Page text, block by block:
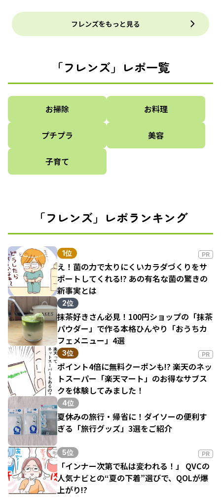
フレンズをもっと見る
「フレンズ」レポ一覧
お掃除 お料理
プチプラ 美容
子育て
「フレンズ」レポランキング
1位 PR
え！菌の力で太りにくいカラダづくりをサ
ポートしてくれる!? あの有名な菌の驚きの
新事実とは
2位
抹茶好きさん必見！100円ショップの「抹茶
パウダー」で作る本格ひんやり「おうちカ
フェメニュー」4選
3位 PR
ポイント4倍に無料クーポンも!? 楽天のネッ
トスーパー「楽天マート」のお得なサブス
クを体験してみました！
4位
夏休みの旅行・帰省に！ダイソーの便利す
ぎる「旅行グッズ」3選をご紹介
5位 PR
「インナー次第で私は変われる！」 QVCの
人気ナビとの“夏の下着”選びで、QOLが爆
上がり!?